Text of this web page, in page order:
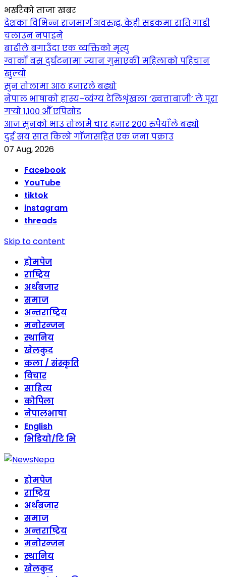
भर्खरैको ताजा खबर
देशका विभिन्न राजमार्ग अवरुद्ध, केही सडकमा राति गाडी
चलाउन नपाइने
बाढीले बगाउँदा एक व्यक्तिको मृत्यु
ग्वार्को बस दुर्घटनामा ज्यान गुमाएकी महिलाको पहिचान
खुल्यो
सुन तोलामा आठ हजारले बढ्यो
नेपाल भाषाको हास्य–व्यंग्य टेलिशृंखला ‘ख्वत्ताबाजी’ ले पूरा
गर्‍यो १,१०० औँ एपिसोड
आज सुनको भाउ तोलामै चार हजार २०० रुपैयाँले बढ्यो
दुई सय सात किलो गाँजासहित एक जना पक्राउ
07 Aug, 2026
Facebook
YouTube
tiktok
instagram
threads
Skip to content
होमपेज
राष्ट्रिय
अर्थबजार
समाज
अन्तराष्ट्रिय
मनोरन्जन
स्थानिय
खेलकुद
कला / संस्कृति
विचार
साहित्य
कोपिला
नेपालभाषा
English
भिडियो/टि भि
होमपेज
राष्ट्रिय
अर्थबजार
समाज
अन्तराष्ट्रिय
मनोरन्जन
स्थानिय
खेलकुद